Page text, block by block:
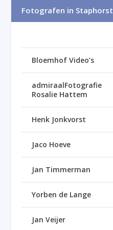
Fotografen in Staphorst
Bloemhof Video’s
admiraalFotografie
Rosalie Hattem
Henk Jonkvorst
Jaco Hoeve
Jan Timmerman
Yorben de Lange
Jan Veijer